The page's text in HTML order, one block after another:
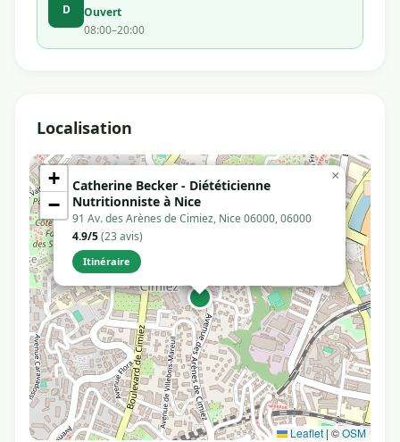
D
Ouvert
08:00–20:00
Localisation
Catherine Becker - Diététicienne
Nutritionniste à Nice
91 Av. des Arènes de Cimiez, Nice 06000, 06000
4.9/5(23 avis)
Itinéraire
×
+
−
Leaflet | ©OSM